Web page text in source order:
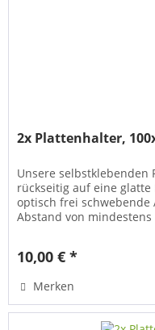
2x Plattenhalter,
Unsere selbstklebenden
rückseitig auf eine
optisch frei
Abstand von
10,00 € *
Merken